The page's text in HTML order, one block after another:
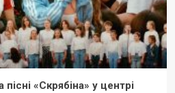
«Скрябіна» у центрі